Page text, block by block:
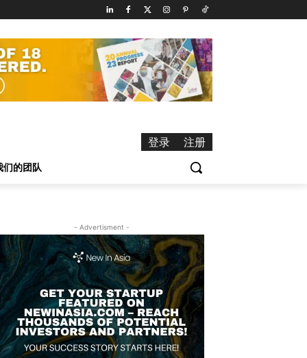
登录
注册
们的团队
- Advertisment -